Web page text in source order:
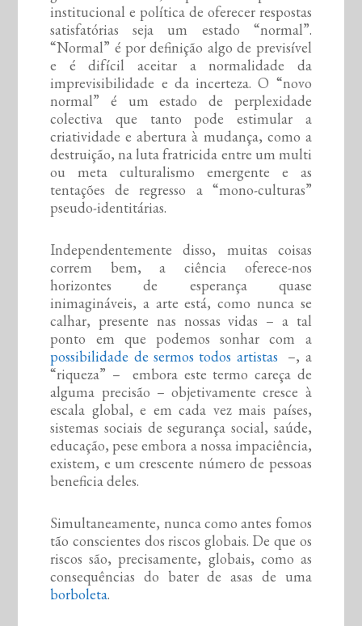
institucional e política de oferecer respostas
satisfatórias seja um estado “normal”.
“Normal” é por definição algo de previsível
e é difícil aceitar a normalidade da
imprevisibilidade e da incerteza. O “novo
normal” é um estado de perplexidade
colectiva que tanto pode estimular a
criatividade e abertura à mudança, como a
destruição, na luta fratricida entre um multi
ou meta culturalismo emergente e as
tentações de regresso a “mono-culturas”
pseudo-identitárias.
Independentemente disso, muitas coisas
correm bem, a ciência oferece-nos
horizontes de esperança quase
inimagináveis, a arte está, como nunca se
calhar, presente nas nossas vidas – a tal
ponto em que podemos sonhar com a
possibilidade de sermos todos artistas –, a
“riqueza” – embora este termo careça de
alguma precisão – objetivamente cresce à
escala global, e em cada vez mais países,
sistemas sociais de segurança social, saúde,
educação, pese embora a nossa impaciência,
existem, e um crescente número de pessoas
beneficia deles.
Simultaneamente, nunca como antes fomos
tão conscientes dos riscos globais. De que os
riscos são, precisamente, globais, como as
consequências do bater de asas de uma
borboleta.